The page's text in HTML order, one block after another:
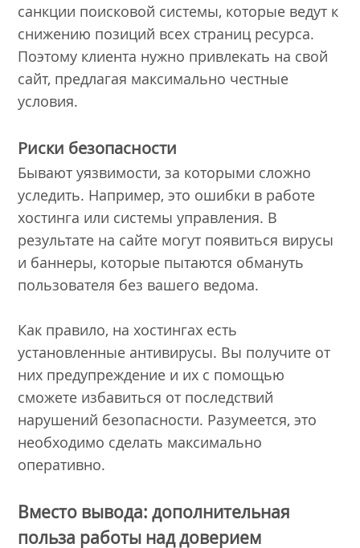
санкции поисковой системы, которые ведут к
снижению позиций всех страниц ресурса.
Поэтому клиента нужно привлекать на свой
сайт, предлагая максимально честные
условия.
Риски безопасности
Бывают уязвимости, за которыми сложно
уследить. Например, это ошибки в работе
хостинга или системы управления. В
результате на сайте могут появиться вирусы
и баннеры, которые пытаются обмануть
пользователя без вашего ведома.
Как правило, на хостингах есть
установленные антивирусы. Вы получите от
них предупреждение и их с помощью
сможете избавиться от последствий
нарушений безопасности. Разумеется, это
необходимо сделать максимально
оперативно.
Вместо вывода: дополнительная
польза работы над доверием